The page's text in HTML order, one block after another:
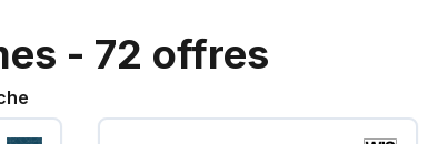
- 72 offres